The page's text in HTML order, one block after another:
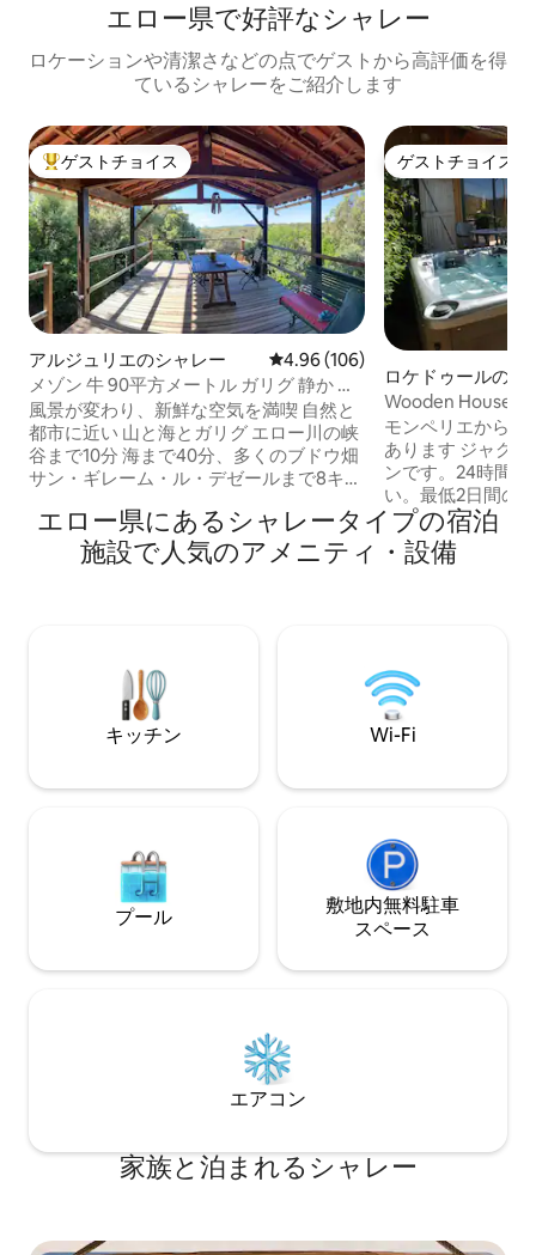
エロー県で好評なシャレー
ロケーションや清潔さなどの点でゲストから高評価を得
ているシャレーをご紹介します
大好評のゲストチョイスです。
ゲストチョイス
アルジュリエのシャレー レビュー106件、5つ星中4.96つ
4.96 (106)
メゾン 牛 90平方メートル ガリグ 静か サ
ン・ギレム 渓谷
風景が変わり、新鮮な空気を満喫 自然と
都市に近い 山と海とガリグ エロー川の峡
谷まで10分 海まで40分、多くのブドウ畑
サン・ギレーム・ル・デゼールまで8キロ
ートプール（6.5 x 3.5メートル、安全装置
なし） クイック充電ソケット（料金は
kwh毎）エアコン付きの客室 クロームキ
のお子様はご利用いただけません
ゲストチョイス
ゲストチョイス
ロケドゥールのシ
Wooden House
South Cévennes
モンペリエから1
あります ジャグ
ンです。24時間
い。最低2日間の
間65ユーロなど
野菜畑に隣接す
ースは、クイー
当たりが良いテラ
事をご用意します
週ごとに割引
エロー県にあるシャレータイプの宿泊
施設で人気のアメニティ・設備
キッチン Wi-Fi
プール
敷地内無料駐⁠車
ス⁠ペ⁠ー⁠ス
エアコン
家族と泊まれるシャレー